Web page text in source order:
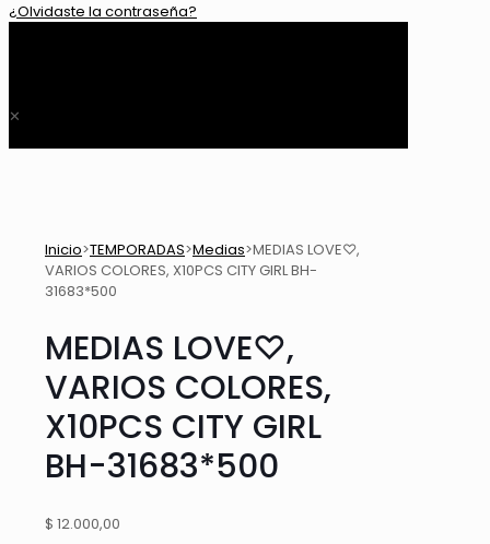
¿Olvidaste la contraseña?
✕
Inicio>TEMPORADAS>Medias>MEDIAS LOVE♡,
VARIOS COLORES, X10PCS CITY GIRL BH-
31683*500
MEDIAS LOVE♡,
VARIOS COLORES,
X10PCS CITY GIRL
BH-31683*500
$ 12.000,00